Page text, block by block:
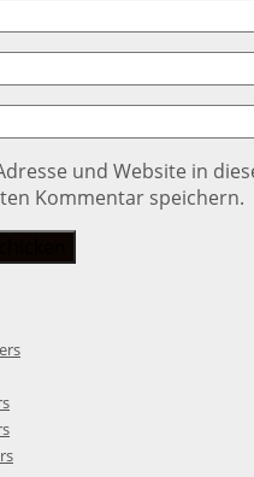
und Website in
Kommentar speichern.